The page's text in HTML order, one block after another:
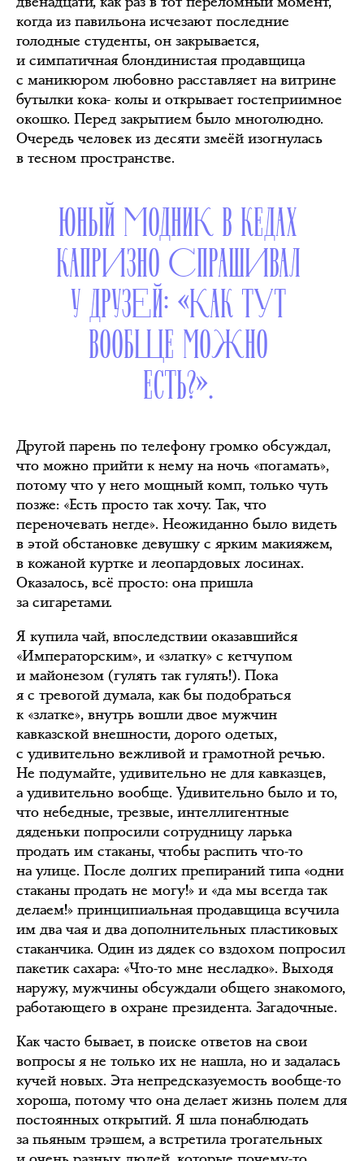
когда из павильона исчезают последние
голодные студенты, он закрывается,
и симпатичная блондинистая продавщица
с маникюром любовно расставляет на витрине
бутылки кока- колы и открывает гостеприимное
окошко. Перед закрытием было многолюдно.
Очередь человек из десяти змеёй изогнулась
в тесном пространстве.
ЮНЫЙ МОДНИК В КЕДАХ
КАПРИЗНО СПРАШИВАЛ
У ДРУЗЕЙ: «КАК ТУТ
ВООБЩЕ МОЖНО
ЕСТЬ?».
Другой парень по телефону громко обсуждал,
что можно прийти к нему на ночь «погамать»,
потому что у него мощный комп, только чуть
позже: «Есть просто так хочу. Так, что
переночевать негде». Неожиданно было видеть
в этой обстановке девушку с ярким макияжем,
в кожаной куртке и леопардовых лосинах.
Оказалось, всё просто: она пришла
за сигаретами.
Я купила чай, впоследствии оказавшийся
«Императорским», и «златку» с кетчупом
и майонезом (гулять так гулять!). Пока
я с тревогой думала, как бы подобраться
к «златке», внутрь вошли двое мужчин
кавказской внешности, дорого одетых,
с удивительно вежливой и грамотной речью.
Не подумайте, удивительно не для кавказцев,
а удивительно вообще. Удивительно было и то,
что небедные, трезвые, интеллигентные
дяденьки попросили сотрудницу ларька
продать им стаканы, чтобы распить что-то
на улице. После долгих препираний типа «одни
стаканы продать не могу!» и «да мы всегда так
делаем!» принципиальная продавщица всучила
им два чая и два дополнительных пластиковых
стаканчика. Один из дядек со вздохом попросил
пакетик сахара: «Что-то мне несладко». Выходя
наружу, мужчины обсуждали общего знакомого,
работающего в охране президента. Загадочные.
Как часто бывает, в поиске ответов на свои
вопросы я не только их не нашла, но и задалась
кучей новых. Эта непредсказуемость вообще-то
хороша, потому что она делает жизнь полем для
постоянных открытий. Я шла понаблюдать
за пьяным трэшем, а встретила трогательных